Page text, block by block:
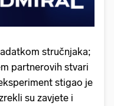
stručnjaka;
partnerovih stvari
stigao je
su zavjete i